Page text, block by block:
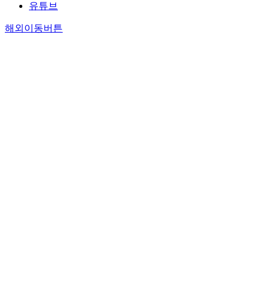
유튜브
해외이동버튼